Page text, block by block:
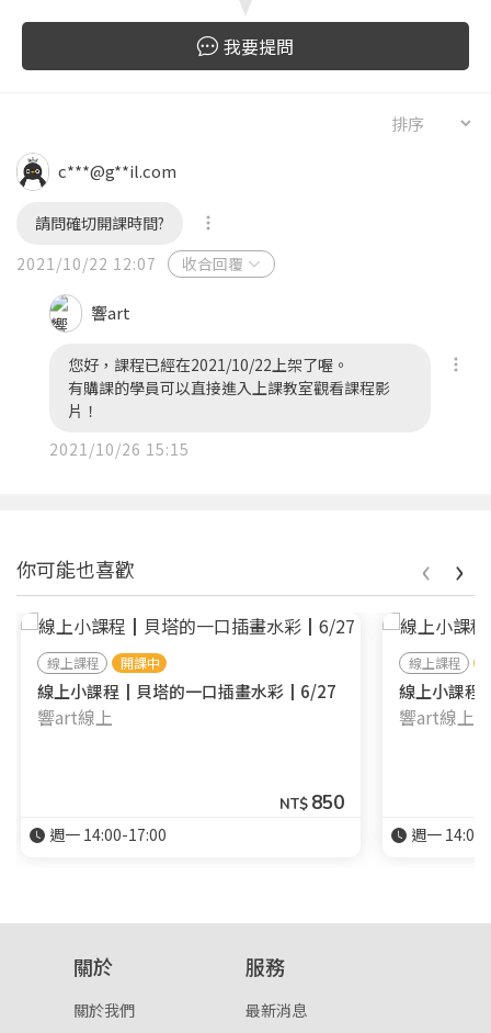
我要提問
c***@g**il.com
請問確切開課時間?
2021/10/22 12:07
收合回覆
響art
您好，課程已經在2021/10/22上架了喔。
有購課的學員可以直接進入上課教室觀看課程影
片！
2021/10/26 15:15
你可能也喜歡
線上課程 開課中
線上小課程┃貝塔的一口插畫水彩┃6/27
響art線上
NT$ 850
週一 14:00-17:00
線上課程
線上小課
響art線上
週一
‹ ›
關於
關於我們
服務
最新消息